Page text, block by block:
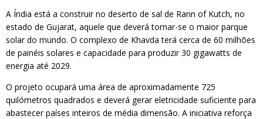
A Índia está a construir no deserto de sal de Rann of Kutch, no
estado de Gujarat, aquele que deverá tornar-se o maior parque
solar do mundo. O complexo de Khavda terá cerca de 60 milhões
de painéis solares e capacidade para produzir 30 gigawatts de
energia até 2029.
O projeto ocupará uma área de aproximadamente 725
quilómetros quadrados e deverá gerar eletricidade suficiente para
abastecer países inteiros de média dimensão. A iniciativa reforça